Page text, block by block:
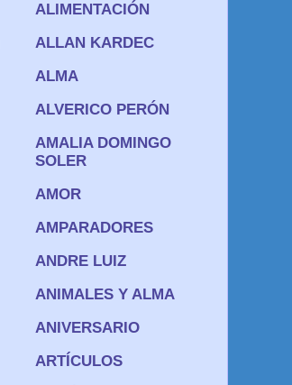
ALIMENTACIÓN
ALLAN KARDEC
ALMA
ALVERICO PERÓN
AMALIA DOMINGO
SOLER
AMOR
AMPARADORES
ANDRE LUIZ
ANIMALES Y ALMA
ANIVERSARIO
ARTÍCULOS